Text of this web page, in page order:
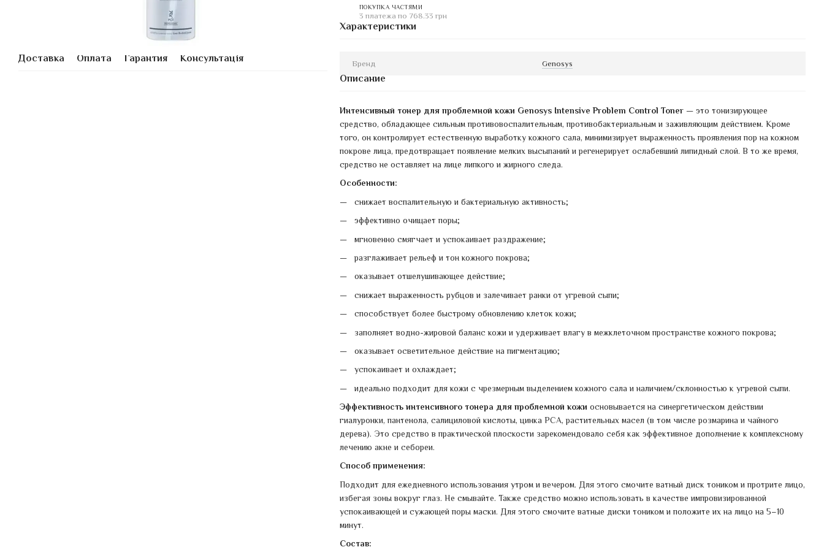
Доставка Оплата Гарантия Консультація
ПОКУПКА ЧАСТЯМИ
3 платежа по 768.33 грн
Характеристики
Бренд Genosys
Описание
Интенсивный тонер для проблемной кожи Genosys Intensive Problem Control Toner — это тонизирующее
средство, обладающее сильным противовоспалительным, противобактериальным и заживляющим действием. Кроме
того, он контролирует естественную выработку кожного сала, минимизирует выраженность проявления пор на кожном
покрове лица, предотвращает появление мелких высыпаний и регенерирует ослабевший липидный слой. В то же время,
средство не оставляет на лице липкого и жирного следа.
Особенности:
снижает воспалительную и бактериальную активность;
эффективно очищает поры;
мгновенно смягчает и успокаивает раздражение;
разглаживает рельеф и тон кожного покрова;
оказывает отшелушивающее действие;
снижает выраженность рубцов и залечивает ранки от угревой сыпи;
способствует более быстрому обновлению клеток кожи;
заполняет водно-жировой баланс кожи и удерживает влагу в межклеточном пространстве кожного покрова;
оказывает осветительное действие на пигментацию;
успокаивает и охлаждает;
идеально подходит для кожи с чрезмерным выделением кожного сала и наличием/склонностью к угревой сыпи.
Эффективность интенсивного тонера для проблемной кожи основывается на синергетическом действии
гиалуронки, пантенола, салициловой кислоты, цинка PCA, растительных масел (в том числе розмарина и чайного
дерева). Это средство в практической плоскости зарекомендовало себя как эффективное дополнение к комплексному
лечению акне и себореи.
Способ применения:
Подходит для ежедневного использования утром и вечером. Для этого смочите ватный диск тоником и протрите лицо,
избегая зоны вокруг глаз. Не смывайте. Также средство можно использовать в качестве импровизированной
успокаивающей и сужающей поры маски. Для этого смочите ватные диски тоником и положите их на лицо на 5–10
минут.
Состав: